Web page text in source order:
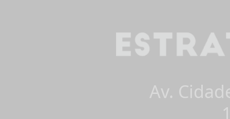
Av.